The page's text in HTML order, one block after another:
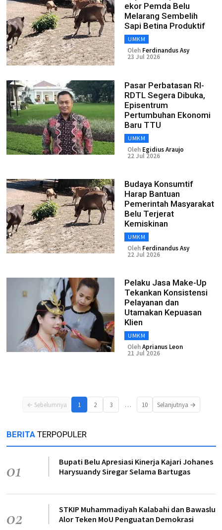
ekor Pemda Belu
Melarang Sembelih
Sapi Betina Produktif
UMKM
Oleh Ferdinandus Asy
23 Jul 2026
Pasar Perbatasan RI-
RDTL Segera Dibuka,
Episentrum
Pertumbuhan Ekonomi
Baru TTU
UMKM
Oleh Egidius Araujo
22 Jul 2026
Budaya Konsumtif
Harap Bantuan
Pemerintah Masyarakat
Belu Terjerat
Kemiskinan
UMKM
Oleh Ferdinandus Asy
22 Jul 2026
Pelaku Jasa Make-Up
Tekankan Konsistensi
Pelayanan dan
Utamakan Kepuasan
Klien
UMKM
OlehAprianus Leon
21 Jul 2026
← Sebelumnya 1 2 3 … 10 Selanjutnya →
BERITA TERPOPULER
01
Bupati Belu Apresiasi Kinerja Kajari Johanes
Harysuandy Siregar Selama Bartugas
02
STKIP Muhammadiyah Kalabahi dan Bawaslu
Alor Teken MoU Penguatan Demokrasi